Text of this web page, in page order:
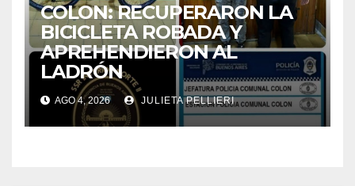
COLON: RECUPERARON LA
BICICLETA ROBADA Y
APREHENDIERON AL
LADRÓN
AGO 4, 2026 JULIETA PELLIERI